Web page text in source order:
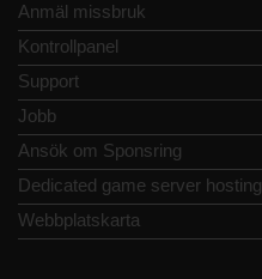
Anmäl missbruk
Kontrollpanel
Support
Jobb
Ansök om Sponsring
Dedicated game server hosting
Webbplatskarta